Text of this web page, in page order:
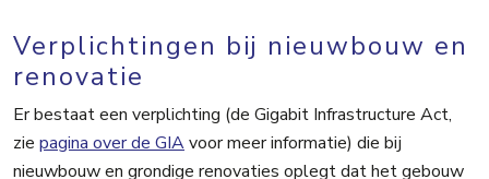
Verplichtingen bij nieuwbouw en
renovatie
Er bestaat een verplichting (de Gigabit Infrastructure Act,
zie pagina over de GIAvoor meer informatie) die bij
nieuwbouw en grondige renovaties oplegt dat het gebouw